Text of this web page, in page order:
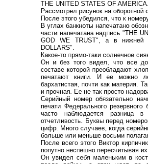
THE UNITED STATES OF
Рассмотрел рисунок на
После этого убедился, что к
В углах банкноты напечатано
части напечатана надпись "THE
GOD WE TRUST", а в нижней
DOLLARS".
Какое-то прямо-таки солнечное
Он и без того видел, что все
составе которой преобладают
печатают книги. И ее можно
бархатистая, почти как материя.
и прочная. Ее не так просто
Серийный номер обязательно
печати Федерального
часто наблюдается разница
отчетливость. Буквы перед
цифр. Много случаев, когда
больше или меньше восьми
После всего этого Виктор
попутно неспешно пересчитывая
Он увидел себя маленьким в